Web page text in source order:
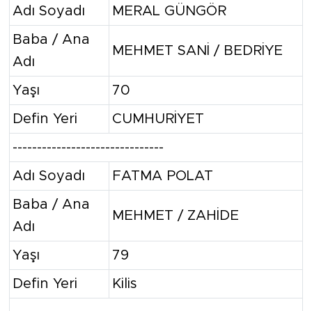
Adı Soyadı MERAL GÜNGÖR
Baba / Ana
Adı
MEHMET SANİ / BEDRİYE
Yaşı 70
Defin Yeri CUMHURİYET
-------------------------------
Adı Soyadı FATMA POLAT
Baba / Ana
Adı
MEHMET / ZAHİDE
Yaşı 79
Defin Yeri Kilis